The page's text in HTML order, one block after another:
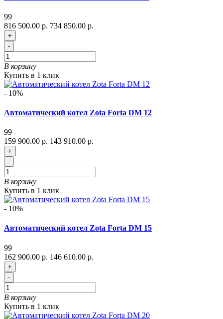
99
816 500.00 р. 734 850.00 р.
+
-
В корзину
Купить в 1 клик
- 10%
Автоматический котел Zota Forta DM 12
99
159 900.00 р. 143 910.00 р.
+
-
В корзину
Купить в 1 клик
- 10%
Автоматический котел Zota Forta DM 15
99
162 900.00 р. 146 610.00 р.
+
-
В корзину
Купить в 1 клик